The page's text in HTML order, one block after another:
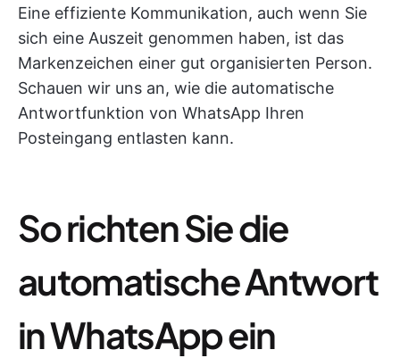
Eine effiziente Kommunikation, auch wenn Sie
sich eine Auszeit genommen haben, ist das
Markenzeichen einer gut organisierten Person.
Schauen wir uns an, wie die automatische
Antwortfunktion von WhatsApp Ihren
Posteingang entlasten kann.
So richten Sie die
automatische Antwort
in WhatsApp ein